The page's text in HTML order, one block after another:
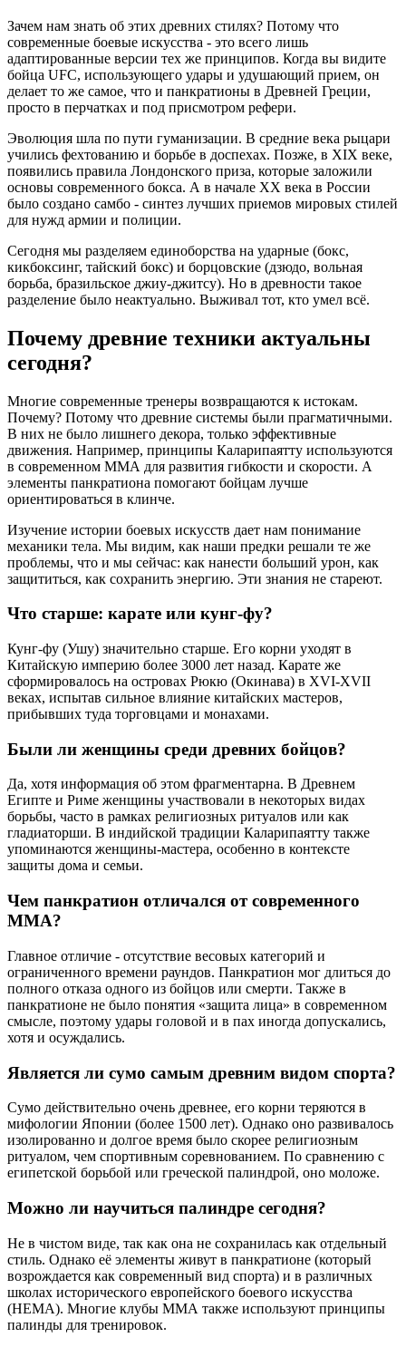
Зачем нам знать об этих древних стилях? Потому что
современные боевые искусства - это всего лишь
адаптированные версии тех же принципов. Когда вы видите
бойца UFC, использующего удары и удушающий прием, он
делает то же самое, что и панкратионы в Древней Греции,
просто в перчатках и под присмотром рефери.
Эволюция шла по пути гуманизации. В средние века рыцари
учились фехтованию и борьбе в доспехах. Позже, в XIX веке,
появились правила Лондонского приза, которые заложили
основы современного бокса. А в начале XX века в России
было создано самбо - синтез лучших приемов мировых стилей
для нужд армии и полиции.
Сегодня мы разделяем единоборства на ударные (бокс,
кикбоксинг, тайский бокс) и борцовские (дзюдо, вольная
борьба, бразильское джиу-джитсу). Но в древности такое
разделение было неактуально. Выживал тот, кто умел всё.
Почему древние техники актуальны
сегодня?
Многие современные тренеры возвращаются к истокам.
Почему? Потому что древние системы были прагматичными.
В них не было лишнего декора, только эффективные
движения. Например, принципы Каларипаятту используются
в современном ММА для развития гибкости и скорости. А
элементы панкратиона помогают бойцам лучше
ориентироваться в клинче.
Изучение истории боевых искусств дает нам понимание
механики тела. Мы видим, как наши предки решали те же
проблемы, что и мы сейчас: как нанести больший урон, как
защититься, как сохранить энергию. Эти знания не стареют.
Что старше: карате или кунг-фу?
Кунг-фу (Ушу) значительно старше. Его корни уходят в
Китайскую империю более 3000 лет назад. Карате же
сформировалось на островах Рюкю (Окинава) в XVI-XVII
веках, испытав сильное влияние китайских мастеров,
прибывших туда торговцами и монахами.
Были ли женщины среди древних бойцов?
Да, хотя информация об этом фрагментарна. В Древнем
Египте и Риме женщины участвовали в некоторых видах
борьбы, часто в рамках религиозных ритуалов или как
гладиаторши. В индийской традиции Каларипаятту также
упоминаются женщины-мастера, особенно в контексте
защиты дома и семьи.
Чем панкратион отличался от современного
ММА?
Главное отличие - отсутствие весовых категорий и
ограниченного времени раундов. Панкратион мог длиться до
полного отказа одного из бойцов или смерти. Также в
панкратионе не было понятия «защита лица» в современном
смысле, поэтому удары головой и в пах иногда допускались,
хотя и осуждались.
Является ли сумо самым древним видом спорта?
Сумо действительно очень древнее, его корни теряются в
мифологии Японии (более 1500 лет). Однако оно развивалось
изолированно и долгое время было скорее религиозным
ритуалом, чем спортивным соревнованием. По сравнению с
египетской борьбой или греческой палиндрой, оно моложе.
Можно ли научиться палиндре сегодня?
Не в чистом виде, так как она не сохранилась как отдельный
стиль. Однако её элементы живут в панкратионе (который
возрождается как современный вид спорта) и в различных
школах исторического европейского боевого искусства
(HEMA). Многие клубы ММА также используют принципы
палинды для тренировок.